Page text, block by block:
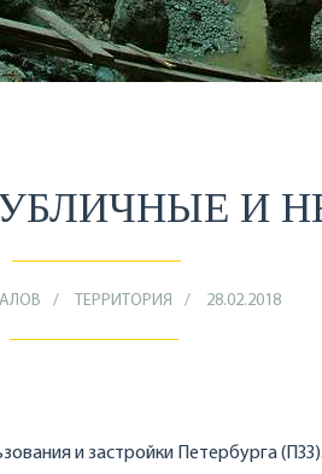
И
ТЕРРИТОРИЯ 28.02.2018
и застройки Петербурга